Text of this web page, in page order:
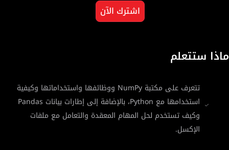
اشترك الآن
ماذا ستتعلم
تتعرف على مكتبة NumPy ووظائفها واستخداماتها وكيفية
استخدامها مع Python، بالإضافة إلى إطارات بيانات Pandas
وكيف تستخدم لحل المهام المعقدة والتعامل مع ملفات
الإكسل.